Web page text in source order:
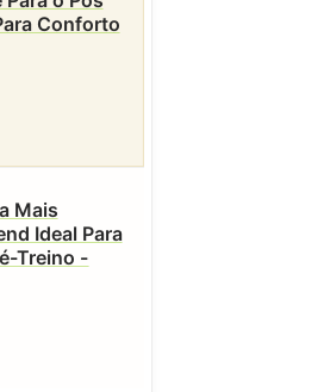
Conforto
Mais
Treino -